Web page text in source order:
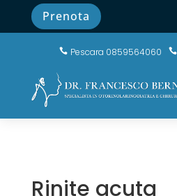
Prenota
 Pescara 0859564060 
Rinite acuta